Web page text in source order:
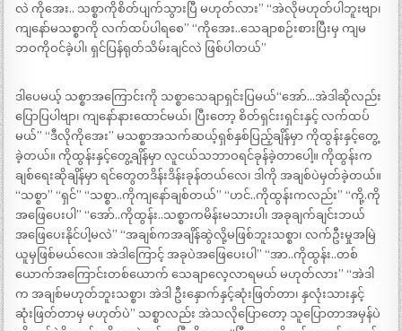
လဲ ကိုအေး.. သစ္စာကိုစိတ်ပျက်သွားပြီ မဟုတ်လား” “အဲလိုမဟုတ်ပါဘူးဗျာ၊
ကျနော်မသစ္စာကို လက်ထပ်ပါရစေ” “ကိုအေး..သေချာစဉ်းစားပြီးမှ ကျမ
ဘဝကိုဝင်ခဲ့ပါ၊ ရှင်ပြန်ရုတ်သိမ်းချင်လဲ ဖြစ်ပါတယ်”
ဒါပေမယ့် သစ္စာအကြောင်းကို သစ္စာသေချာရှင်းပြမယ်“အော်…အဲဒါဆိုလည်း
ပြောပြပါဗျာ၊ ကျနော်နားထောင်မယ်၊ ပြီးတော့ စိတ်ရှင်းးရှင်းနှင့် လက်ထပ်
မယ်” “ဒီလိုကိုအေး” မသစ္စာအသက်ဆယ့်ရှစ်နှစ်ပြည့်ချိန်မှာ ကိုထွန်းနှင့်တွေ့
ခဲ့တယ်။ ကိုထွန်းနှင့်တွေ့ချိန်မှာ လူငယ်သဘာဝရင်ခုန်ခဲ့တာပေါ့။ ကိုထွန်းက
ချစ်ရေးဆိုချိန်မှာ ရင်တွေတဒိန်းဒိန်းခုန်တယ်လေ၊ ဒါကို အချစ်ပဲမှတ်ခဲ့တယ်။
“သစ္စာ” “ရှင်” “သစ္စာ..ကိုကျနော်ချစ်တယ်” “ဟင်..ကိုထွန်းကလည်း” “ကို့.ကို
အဖြေပေးပါ” “အော်..ကိုထွန်း..သစ္စာကမိန်းမသားပါ၊ အခုချက်ချင်းဘယ်
အဖြေပေးနိုင်ပါ့မလဲ” “အချစ်ကအချိန်ဆွဲလို့မဖြစ်ဘူးသစ္စာ၊ လက်ဦးမှုအမြဲ
ယူမှဖြစ်မယ်လေ။ အဲဒါကြောင့် အခုပဲအဖြေပေးပါ” “အာ..ကိုထွန်း..တစ်
ယောက်အကြောင်းတစ်ယောက် သေချာလေ့လာရမယ် မဟုတ်လား” “အဲဒါ
က အချစ်မဟုတ်ဘူးသစ္စာ၊ အဲဒါ ဦးနှောက်နှင့်ဆုံးဖြတ်တာ၊ နှလုံးသားနှင့်
ဆုံးဖြတ်တာမှ မဟုတ်ပဲ” သစ္စာလည်း အဲသလိုပြောတော့ သူပြောတာအမှန်ပဲ